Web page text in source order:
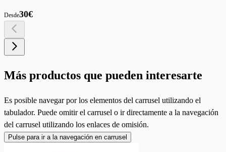
Desde30€
Más productos que pueden interesarte
Es posible navegar por los elementos del carrusel utilizando el
tabulador. Puede omitir el carrusel o ir directamente a la navegación
del carrusel utilizando los enlaces de omisión.
Pulse para ir a la navegación en carrusel